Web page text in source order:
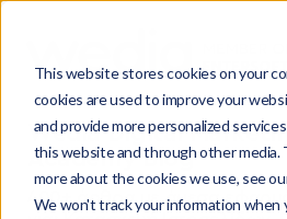
This website stores cookies on your
cookies are used to improve your
and provide more personalized
this website and through other media.
more about the cookies we use, see
We won't track your information when
Wedia Digital
Academy Blog
400+ άρθρα με άμεσα